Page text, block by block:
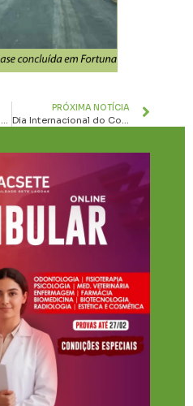
Sabor de Bar desembarca no Quintal 61 neste domingo com música, karaokê e o saboroso “Mexidão 61”
PRÓXIMA NOTÍCIA
Dia Internacional do Cooperativismo: como as Cooperativas constroem um mundo melhor